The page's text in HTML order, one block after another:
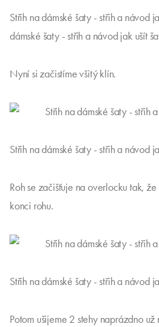
Střih na dámské šaty - střih a návod
dámské šaty - střih a návod jak ušít
Nyní si začistíme všitý klín.
Střih na dámské šaty - střih a návod
Roh se začišťuje na overlocku tak,
konci rohu.
Střih na dámské šaty - střih a návod
Potom ušijeme 2 stehy naprázdno